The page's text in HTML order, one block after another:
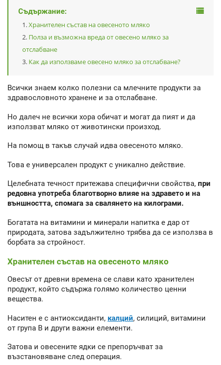
Съдържание:
Хранителен състав на овесеното мляко
Полза и възможна вреда от овесено мляко за
отслабване
Как да използваме овесено мляко за отслабване?
Всички знаем колко полезни са млечните продукти за
здравословното хранене и за отслабване.
Но далеч не всички хора обичат и могат да пият и да
използват мляко от животински произход.
На помощ в такъв случай идва овесеното мляко.
Това е универсален продукт с уникално действие.
Целебната течност притежава специфични свойства, при
редовна употреба благотворно влияе на здравето и на
външността, спомага за свалянето на килограми.
Богатата на витамини и минерали напитка е дар от
природата, затова задължително трябва да се използва в
борбата за стройност.
Хранителен състав на овесеното мляко
Овесът от древни времена се слави като хранителен
продукт, който съдържа голямо количество ценни
вещества.
Наситен е с антиоксиданти, калций, силиций, витамини
от група В и други важни елементи.
Затова и овесените ядки се препоръчват за
възстановяване след операция.